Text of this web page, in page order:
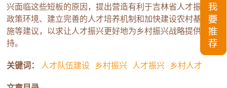
兴面临这些短板的原因，提出营造有利于吉林省人才振兴的
政策环境、建立完善的人才培养机制和加快建设农村基础设
施等建议，以求让人才振兴更好地为乡村振兴战略提供支
持。
关键词： 人才队伍建设 乡村振兴 人才振兴 乡村人才